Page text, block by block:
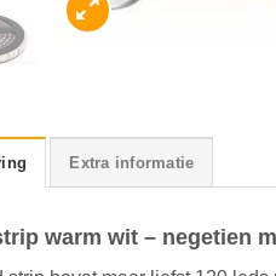
Extra informatie
warm wit – negetien